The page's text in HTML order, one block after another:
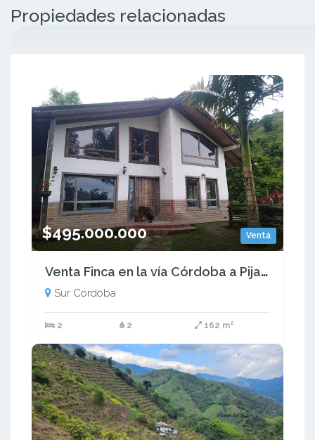
Propiedades relacionadas
Venta
$495.000.000
Venta Finca en la vía Córdoba a Pijao Quindío. Colombia COD: 8520185
Sur Cordoba
2 2 162 m²